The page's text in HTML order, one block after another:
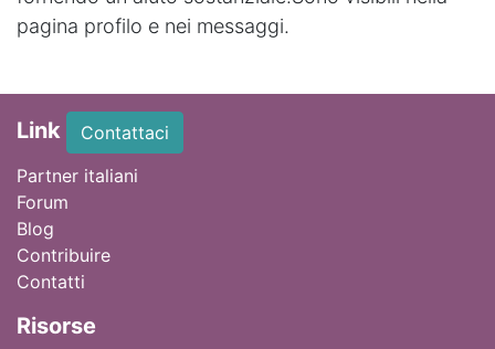
pagina profilo e nei messaggi.
Link
Contattaci
Partner italiani
Forum
Blog
Contribuire
Contatti
Risorse